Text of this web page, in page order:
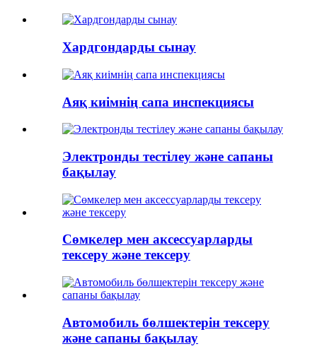
Хардгондарды сынау
Аяқ киімнің сапа инспекциясы
Электронды тестілеу және сапаны
бақылау
Сөмкелер мен аксессуарларды
тексеру және тексеру
Автомобиль бөлшектерін тексеру
және сапаны бақылау